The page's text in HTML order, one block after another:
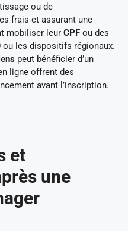
ou de
frais et assurant une
mobiliser leur CPF ou des
ou les dispositifs régionaux.
peut bénéficier d’un
ligne offrent des
avant l’inscription.
et
une